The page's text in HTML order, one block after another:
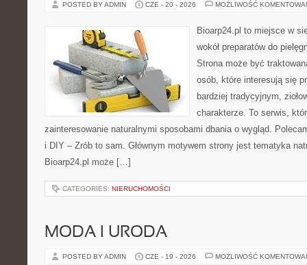
POSTED BY ADMIN CZE - 20 - 2026 MOŻLIWOŚĆ
Bioarp24.pl to miejsce w
wokół preparatów do
Strona może być
osób, które interesują się
bardziej tradycyjnym,
charakterze. To serwis,
zainteresowanie naturalnymi sposobami dbania o wygląd.
i DIY – Zrób to sam. Głównym motywem strony jest tematyka
Bioarp24.pl może […]
CATEGORIES: NIERUCHOMOŚCI
MODA I URODA
POSTED BY ADMIN CZE - 19 - 2026 MOŻLIWOŚĆ